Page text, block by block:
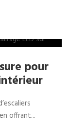
pour
offrant...